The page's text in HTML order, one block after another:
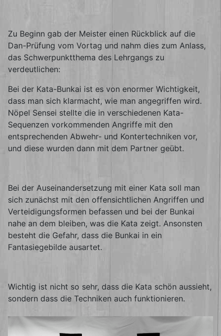
Zu Beginn gab der Meister einen Rückblick auf die
Dan-Prüfung vom Vortag und nahm dies zum Anlass,
das Schwerpunktthema des Lehrgangs zu
verdeutlichen:
Bei der Kata-Bunkai ist es von enormer Wichtigkeit,
dass man sich klarmacht, wie man angegriffen wird.
Nöpel Sensei stellte die in verschiedenen Kata-
Sequenzen vorkommenden Angriffe mit den
entsprechenden Abwehr- und Kontertechniken vor,
und diese wurden dann mit dem Partner geübt.
Bei der Auseinandersetzung mit einer Kata soll man
sich zunächst mit den offensichtlichen Angriffen und
Verteidigungsformen befassen und bei der Bunkai
nahe an dem bleiben, was die Kata zeigt. Ansonsten
besteht die Gefahr, dass die Bunkai in ein
Fantasiegebilde ausartet.
Wichtig ist nicht so sehr, dass die Kata schön aussieht,
sondern dass die Techniken auch funktionieren.